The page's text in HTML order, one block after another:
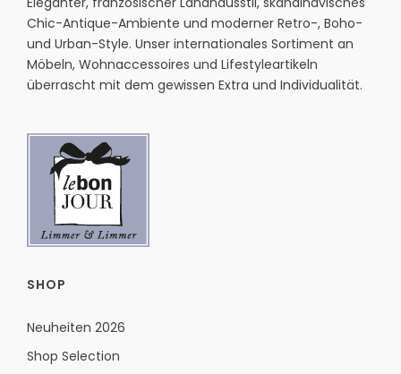
Chic-Antique-Ambiente und moderner Retro-, Boho-
und Urban-Style. Unser internationales Sortiment an
Möbeln, Wohnaccessoires und Lifestyleartikeln
überrascht mit dem gewissen Extra und Individualität.
SHOP
Neuheiten 2026
Shop Selection